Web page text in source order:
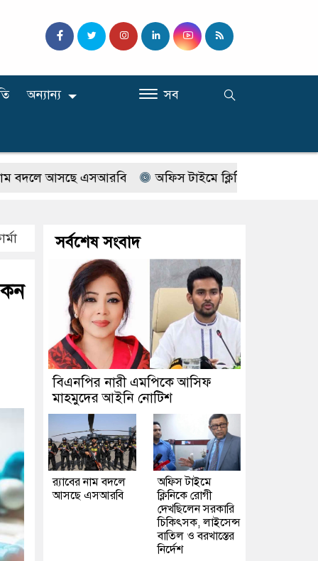
অন্যান্য সব
আসছে এসআরবি অফিস টাইমে ক্লিনিকে রোগী দেখছিলেন
সর্বশেষ সংবাদ
বিএনপির নারী এমপিকে আসিফ
মাহমুদের আইনি নোটিশ
র‍্যাবের নাম বদলে
আসছে এসআরবি
অফিস টাইমে
ক্লিনিকে রোগী
দেখছিলেন সরকারি
চিকিৎসক, লাইসেন্স
বাতিল ও বরখাস্তের
নির্দেশ